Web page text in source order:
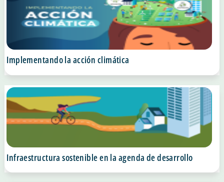
Implementando la acción climática
Infraestructura sostenible en la agenda de desarrollo